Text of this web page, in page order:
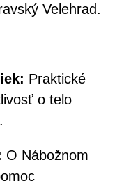
Velehrad.
Praktické
o telo
O Nábožnom